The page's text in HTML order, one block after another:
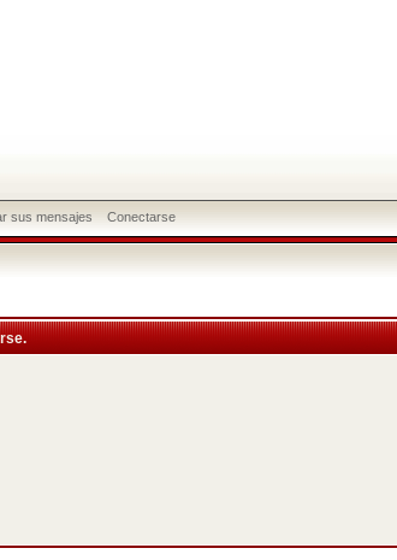
sus mensajes Conectarse